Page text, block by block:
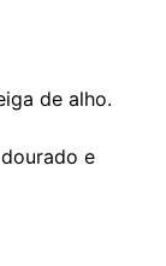
de alho.
e